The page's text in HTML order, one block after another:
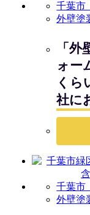
千葉
外壁塗
「
ォー
くら
社に
千葉
外壁塗